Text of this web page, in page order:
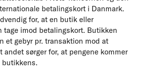
betalingskort i Danmark.
for, at en butik eller
tage imod betalingskort. Butikken
et gebyr pr. transaktion mod at
sørger for, at pengene kommer